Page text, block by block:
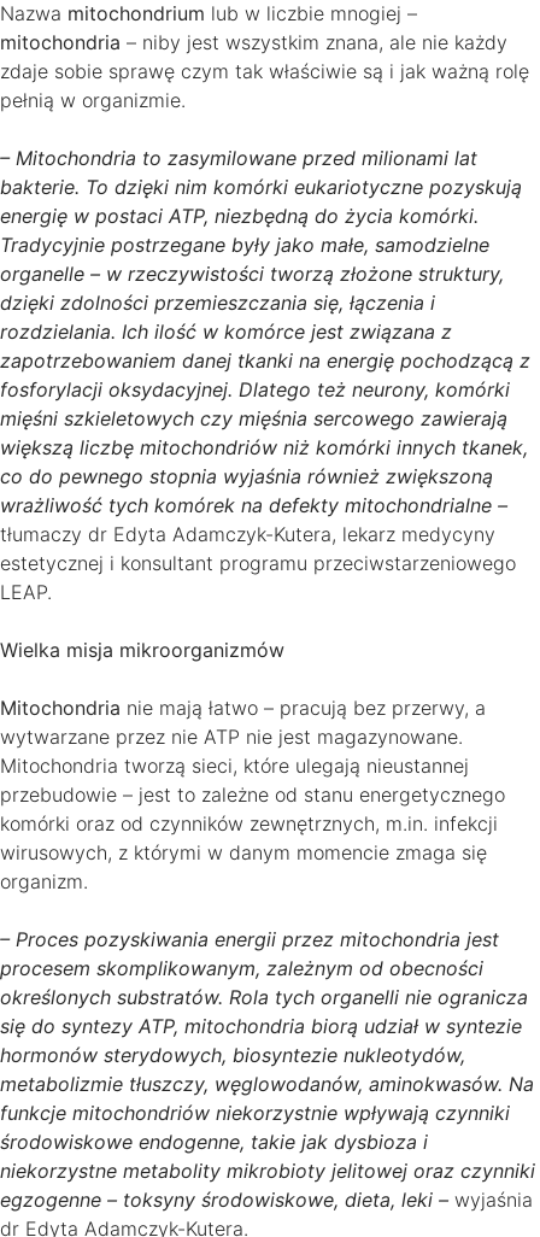
Nazwa mitochondrium lub w liczbie mnogiej –
mitochondria – niby jest wszystkim znana, ale nie każdy
zdaje sobie sprawę czym tak właściwie są i jak ważną rolę
pełnią w organizmie.
– Mitochondria to zasymilowane przed milionami lat
bakterie. To dzięki nim komórki eukariotyczne pozyskują
energię w postaci ATP, niezbędną do życia komórki.
Tradycyjnie postrzegane były jako małe, samodzielne
organelle – w rzeczywistości tworzą złożone struktury,
dzięki zdolności przemieszczania się, łączenia i
rozdzielania. Ich ilość w komórce jest związana z
zapotrzebowaniem danej tkanki na energię pochodzącą z
fosforylacji oksydacyjnej. Dlatego też neurony, komórki
mięśni szkieletowych czy mięśnia sercowego zawierają
większą liczbę mitochondriów niż komórki innych tkanek,
co do pewnego stopnia wyjaśnia również zwiększoną
wrażliwość tych komórek na defekty mitochondrialne –
tłumaczy dr Edyta Adamczyk-Kutera, lekarz medycyny
estetycznej i konsultant programu przeciwstarzeniowego
LEAP.
Wielka misja mikroorganizmów
Mitochondria nie mają łatwo – pracują bez przerwy, a
wytwarzane przez nie ATP nie jest magazynowane.
Mitochondria tworzą sieci, które ulegają nieustannej
przebudowie – jest to zależne od stanu energetycznego
komórki oraz od czynników zewnętrznych, m.in. infekcji
wirusowych, z którymi w danym momencie zmaga się
organizm.
– Proces pozyskiwania energii przez mitochondria jest
procesem skomplikowanym, zależnym od obecności
określonych substratów. Rola tych organelli nie ogranicza
się do syntezy ATP, mitochondria biorą udział w syntezie
hormonów sterydowych, biosyntezie nukleotydów,
metabolizmie tłuszczy, węglowodanów, aminokwasów. Na
funkcje mitochondriów niekorzystnie wpływają czynniki
środowiskowe endogenne, takie jak dysbioza i
niekorzystne metabolity mikrobioty jelitowej oraz czynniki
egzogenne – toksyny środowiskowe, dieta, leki – wyjaśnia
dr Edyta Adamczyk-Kutera.